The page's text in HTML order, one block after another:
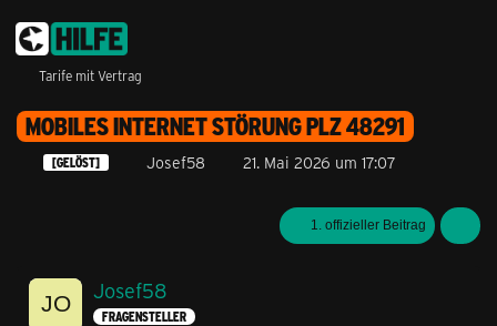
Tarife mit Vertrag
MOBILES INTERNET STÖRUNG PLZ 48291
[GELÖST] Josef58 21. Mai 2026 um 17:07
1. offizieller Beitrag
Josef58
FRAGENSTELLER